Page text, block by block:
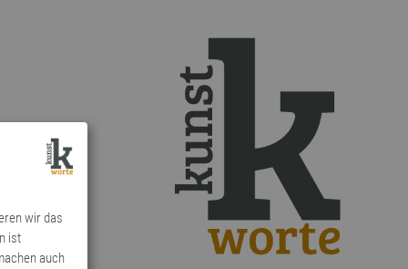
wir das
ist
auch